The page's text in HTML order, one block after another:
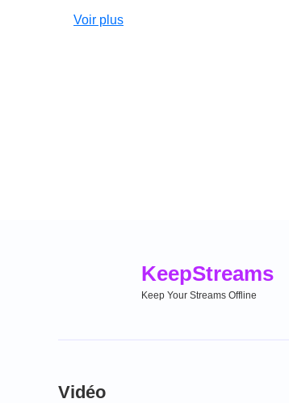
Voir plus
KeepStreams
Keep Your Streams Offline
Vidéo